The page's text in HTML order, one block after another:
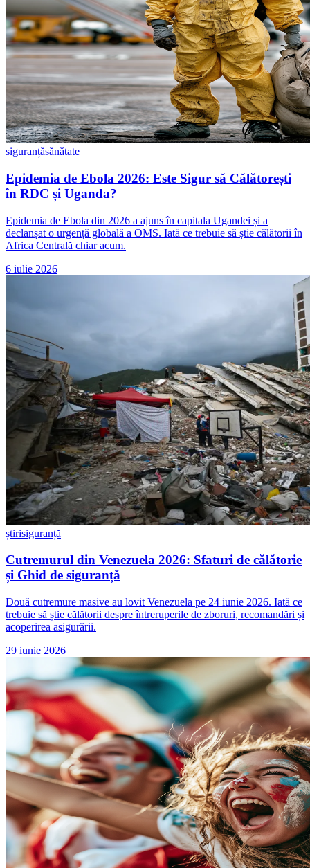
siguranțăsănătate
Epidemia de Ebola 2026: Este Sigur să Călătorești
în RDC și Uganda?
Epidemia de Ebola din 2026 a ajuns în capitala Ugandei și a
declanșat o urgență globală a OMS. Iată ce trebuie să știe călătorii în
Africa Centrală chiar acum.
6 iulie 2026
știrisiguranță
Cutremurul din Venezuela 2026: Sfaturi de călătorie
și Ghid de siguranță
Două cutremure masive au lovit Venezuela pe 24 iunie 2026. Iată ce
trebuie să știe călătorii despre întreruperile de zboruri, recomandări și
acoperirea asigurării.
29 iunie 2026